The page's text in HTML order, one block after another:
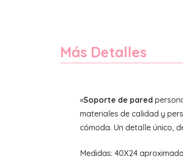
Más Detalles
«Soporte de pared
materiales de calidad y
cómoda. Un detalle único,
Medidas: 40X24